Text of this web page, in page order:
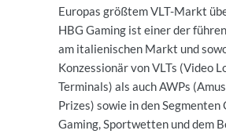
Europas größtem VLT-Markt
HBG Gaming ist einer der
am italienischen Markt und
Konzessionär von VLTs (Video
Terminals) als auch AWPs
Prizes) sowie in den Segmenten
Gaming, Sportwetten und dem